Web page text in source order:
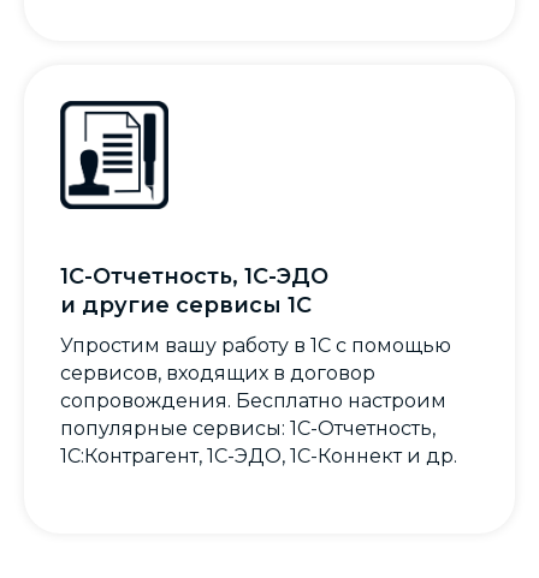
1С-Отчетность, 1С-ЭДО
и другие сервисы 1С
Упростим вашу работу в 1С с помощью
сервисов, входящих в договор
сопровождения. Бесплатно настроим
популярные сервисы: 1С-Отчетность,
1С:Контрагент, 1С-ЭДО, 1С-Коннект и др.